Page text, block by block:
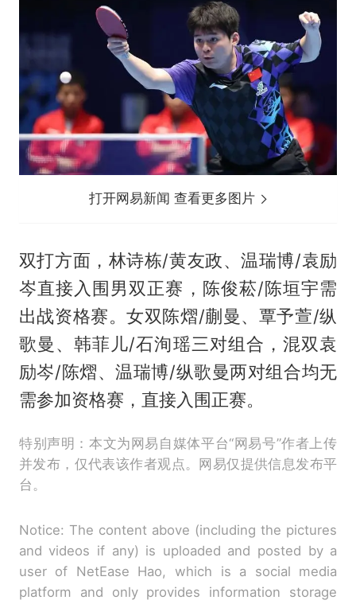
打开网易新闻 查看更多图片
双打方面，林诗栋/黄友政、温瑞博/袁励
岑直接入围男双正赛，陈俊菘/陈垣宇需
出战资格赛。女双陈熠/蒯曼、覃予萱/纵
歌曼、韩菲儿/石洵瑶三对组合，混双袁
励岑/陈熠、温瑞博/纵歌曼两对组合均无
需参加资格赛，直接入围正赛。
特别声明：本文为网易自媒体平台“网易号”作者上传
并发布，仅代表该作者观点。网易仅提供信息发布平
台。
Notice: The content above (including the pictures
and videos if any) is uploaded and posted by a
user of NetEase Hao, which is a social media
platform and only provides information storage